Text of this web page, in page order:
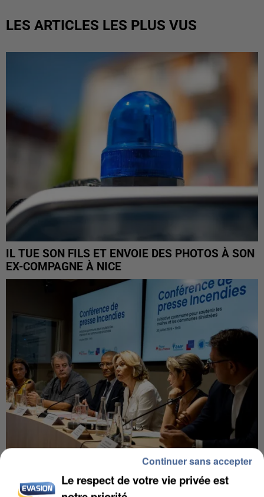
LES ARTICLES LES PLUS VUS
IL TUE SON FILS ET ENVOIE DES PHOTOS À SON
EX-COMPAGNE À NICE
INCENDIES : L’ÎLE-DE-FRANCE LANCE UN ÉLAN
DE SOLIDARITÉ AVEC LES...
Le respect de votre vie privée est
Continuer sans accepter